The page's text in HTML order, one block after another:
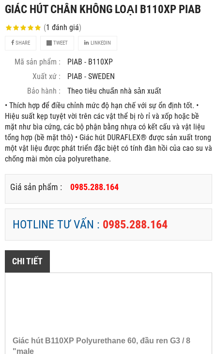
GIÁC HÚT CHÂN KHÔNG LOẠI B110XP PIAB
(1 đánh giá)
SHARE TWEET LINKEDIN
Mã sản phẩm :
PIAB - B110XP
Xuất xứ :
PIAB - SWEDEN
Bảo hành :
Theo tiêu chuẩn nhà sản xuất
• Thích hợp để điều chỉnh mức độ hạn chế với sự ổn định tốt. •
Hiệu suất kẹp tuyệt vời trên các vật thể bị rò rỉ và xốp hoặc bề
mặt như bìa cứng, các bộ phận bằng nhựa có kết cấu và vật liệu
tổng hợp (bề mặt thô) • Giác hút DURAFLEX® được sản xuất trong
một vật liệu được phát triển đặc biệt có tính đàn hồi của cao su và
chống mài mòn của polyurethane.
Giá sản phẩm : 0985.288.164
HOTLINE TƯ VẤN : 0985.288.164
CHI TIẾT
Giác hút B110XP Polyurethane 60, đầu ren G3 / 8
"male